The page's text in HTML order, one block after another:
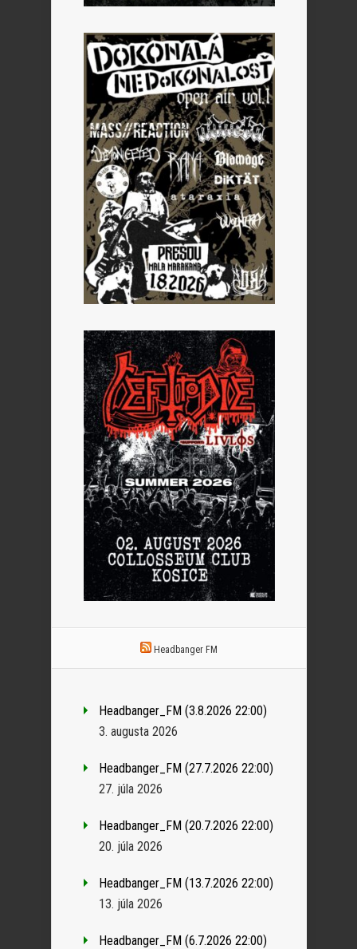
Headbanger FM
Headbanger_FM (3.8.2026 22:00)
3. augusta 2026
Headbanger_FM (27.7.2026 22:00)
27. júla 2026
Headbanger_FM (20.7.2026 22:00)
20. júla 2026
Headbanger_FM (13.7.2026 22:00)
13. júla 2026
Headbanger_FM (6.7.2026 22:00)